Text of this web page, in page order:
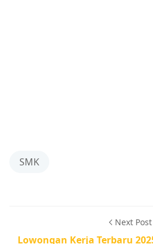
SMK
Next Post
Lowongan Kerja Terbaru